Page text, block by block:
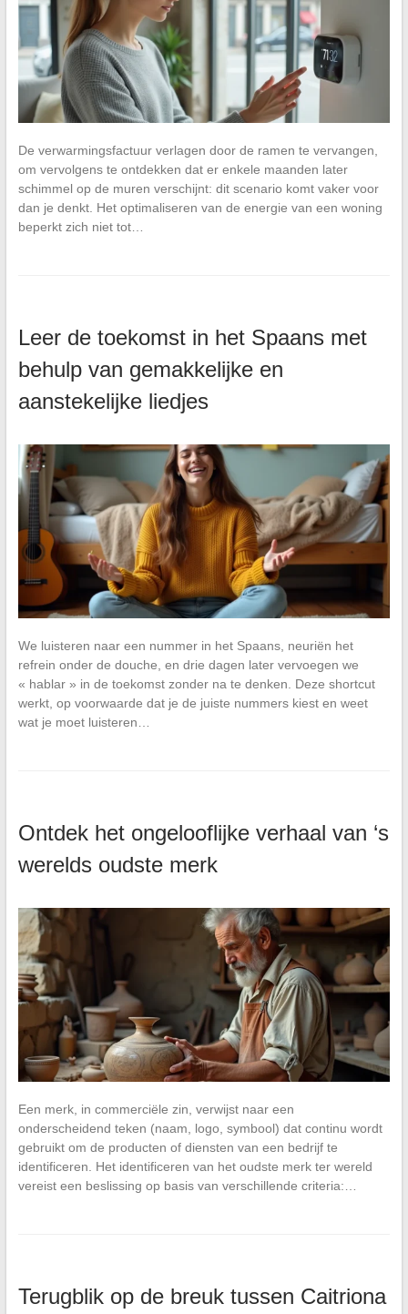
De verwarmingsfactuur verlagen door de ramen te vervangen,
om vervolgens te ontdekken dat er enkele maanden later
schimmel op de muren verschijnt: dit scenario komt vaker voor
dan je denkt. Het optimaliseren van de energie van een woning
beperkt zich niet tot…
Leer de toekomst in het Spaans met
behulp van gemakkelijke en
aanstekelijke liedjes
We luisteren naar een nummer in het Spaans, neuriën het
refrein onder de douche, en drie dagen later vervoegen we
« hablar » in de toekomst zonder na te denken. Deze shortcut
werkt, op voorwaarde dat je de juiste nummers kiest en weet
wat je moet luisteren…
Ontdek het ongelooflijke verhaal van ‘s
werelds oudste merk
Een merk, in commerciële zin, verwijst naar een
onderscheidend teken (naam, logo, symbool) dat continu wordt
gebruikt om de producten of diensten van een bedrijf te
identificeren. Het identificeren van het oudste merk ter wereld
vereist een beslissing op basis van verschillende criteria:…
Terugblik op de breuk tussen Caitriona